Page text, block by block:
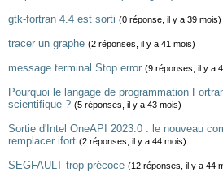
gtk-fortran 4.4 est sorti (0 réponse, il y a 39 mois)
tracer un graphe (2 réponses, il y a 41 mois)
message terminal Stop error (9 réponses, il y a
Pourquoi le langage de programmation
scientifique ? (5 réponses, il y a 43 mois)
Sortie d'Intel OneAPI 2023.0 : le nouveau
remplacer ifort (2 réponses, il y a 44 mois)
SEGFAULT trop précoce (12 réponses, il y a 44